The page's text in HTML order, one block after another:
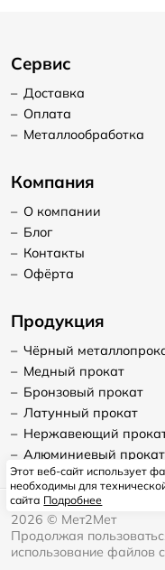
Сервис
– Доставка
– Оплата
– Металлообработка
Компания
– О компании
– Блог
– Контакты
– Офёрта
Продукция
– Чёрный
– Медный прокат
– Бронзовый прокат
– Латунный прокат
– Нержавеющий
– Алюминиевый прокат
2026 © Мет2Мет
Продолжая
использование файлов
Этот веб-сайт использует
необходимы для
сайта Подробнее